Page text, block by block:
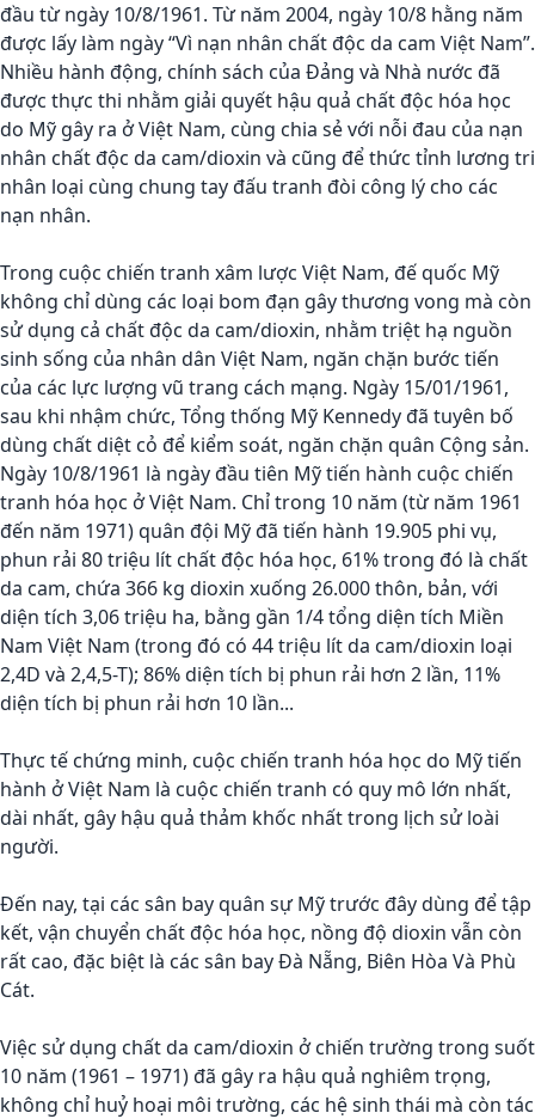
đầu từ ngày 10/8/1961. Từ năm 2004, ngày 10/8 hằng năm
được lấy làm ngày “Vì nạn nhân chất độc da cam Việt Nam”.
Nhiều hành động, chính sách của Đảng và Nhà nước đã
được thực thi nhằm giải quyết hậu quả chất độc hóa học
do Mỹ gây ra ở Việt Nam, cùng chia sẻ với nỗi đau của nạn
nhân chất độc da cam/dioxin và cũng để thức tỉnh lương tri
nhân loại cùng chung tay đấu tranh đòi công lý cho các
nạn nhân.
Trong cuộc chiến tranh xâm lược Việt Nam, đế quốc Mỹ
không chỉ dùng các loại bom đạn gây thương vong mà còn
sử dụng cả chất độc da cam/dioxin, nhằm triệt hạ nguồn
sinh sống của nhân dân Việt Nam, ngăn chặn bước tiến
của các lực lượng vũ trang cách mạng. Ngày 15/01/1961,
sau khi nhậm chức, Tổng thống Mỹ Kennedy đã tuyên bố
dùng chất diệt cỏ để kiểm soát, ngăn chặn quân Cộng sản.
Ngày 10/8/1961 là ngày đầu tiên Mỹ tiến hành cuộc chiến
tranh hóa học ở Việt Nam. Chỉ trong 10 năm (từ năm 1961
đến năm 1971) quân đội Mỹ đã tiến hành 19.905 phi vụ,
phun rải 80 triệu lít chất độc hóa học, 61% trong đó là chất
da cam, chứa 366 kg dioxin xuống 26.000 thôn, bản, với
diện tích 3,06 triệu ha, bằng gần 1/4 tổng diện tích Miền
Nam Việt Nam (trong đó có 44 triệu lít da cam/dioxin loại
2,4D và 2,4,5-T); 86% diện tích bị phun rải hơn 2 lần, 11%
diện tích bị phun rải hơn 10 lần...
Thực tế chứng minh, cuộc chiến tranh hóa học do Mỹ tiến
hành ở Việt Nam là cuộc chiến tranh có quy mô lớn nhất,
dài nhất, gây hậu quả thảm khốc nhất trong lịch sử loài
người.
Đến nay, tại các sân bay quân sự Mỹ trước đây dùng để tập
kết, vận chuyển chất độc hóa học, nồng độ dioxin vẫn còn
rất cao, đặc biệt là các sân bay Đà Nẵng, Biên Hòa Và Phù
Cát.
Việc sử dụng chất da cam/dioxin ở chiến trường trong suốt
10 năm (1961 – 1971) đã gây ra hậu quả nghiêm trọng,
không chỉ huỷ hoại môi trường, các hệ sinh thái mà còn tác